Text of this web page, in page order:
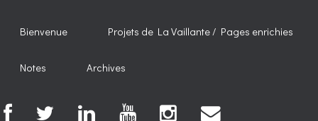
Bienvenue Projets de La Vaillante / Pages enrichies
Notes Archives